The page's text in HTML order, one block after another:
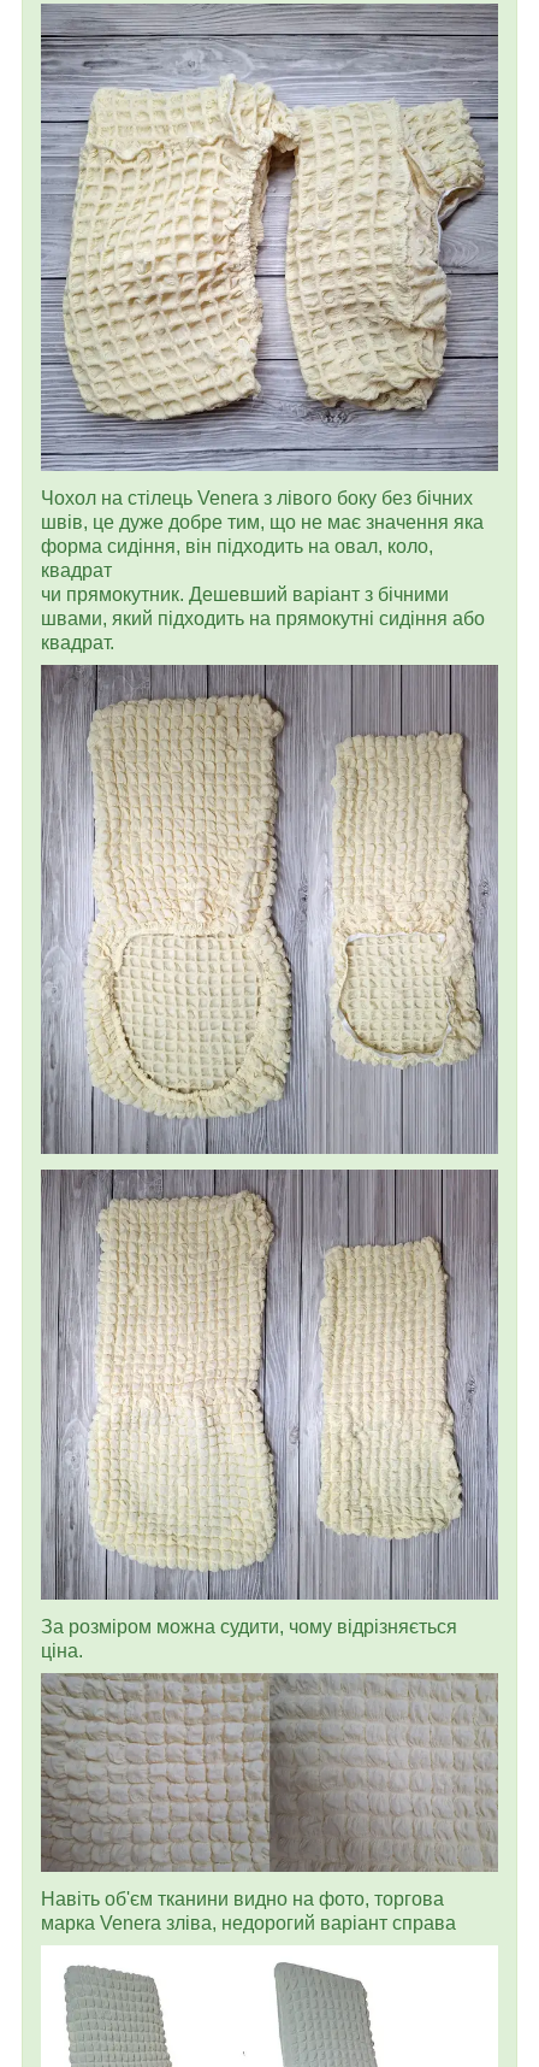
Чохол на стілець Venera з лівого боку без бічних
швів, це дуже добре тим, що не має значення яка
форма сидіння, він підходить на овал, коло,
квадрат
чи прямокутник. Дешевший варіант з бічними
швами, який підходить на прямокутні сидіння або
квадрат.
За розміром можна судити, чому відрізняється
ціна.
Навіть об'єм тканини видно на фото, торгова
марка Venera зліва, недорогий варіант справа